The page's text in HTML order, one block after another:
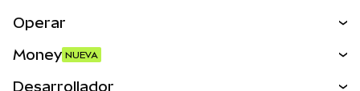
Operar
Money NUEVA
Desarrollador